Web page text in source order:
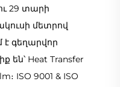
29 տարի
մետրով
գեղարվոր
Heat Transfer
ISO 9001 & ISO